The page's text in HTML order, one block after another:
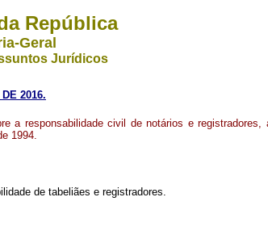
República
Geral
Jurídicos
2016.
a responsabilidade civil de notários e
1994.
de tabeliães e registradores.